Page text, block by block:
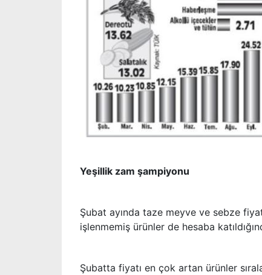
Yeşillik zam şampiyonu
Şubat ayında taze meyve ve sebze
işlenmemiş ürünler de hesaba
Şubatta fiyatı en çok artan ürünler